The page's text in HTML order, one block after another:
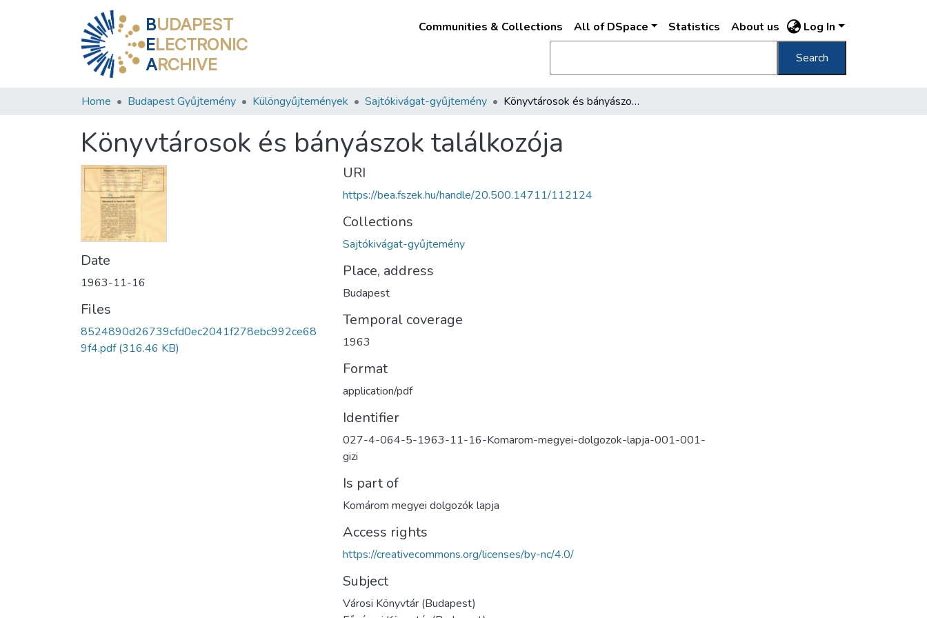
BUDAPEST
ELECTRONIC
ARCHIVE
Communities & Collections All of DSpace Statistics About us Log In
Search
Home Budapest Gyűjtemény Különgyűjtemények Sajtókivágat-gyűjtemény Könyvtárosok és bányászok találkozója
Könyvtárosok és bányászok találkozója
Date
1963-11-16
Files
8524890d26739cfd0ec2041f278ebc992ce68
9f4.pdf(316.46 KB)
URI
https://bea.fszek.hu/handle/20.500.14711/112124
Collections
Sajtókivágat-gyűjtemény
Place, address
Budapest
Temporal coverage
1963
Format
application/pdf
Identifier
027-4-064-5-1963-11-16-Komarom-megyei-dolgozok-lapja-001-001-
gizi
Is part of
Komárom megyei dolgozók lapja
Access rights
https://creativecommons.org/licenses/by-nc/4.0/
Subject
Városi Könyvtár (Budapest)